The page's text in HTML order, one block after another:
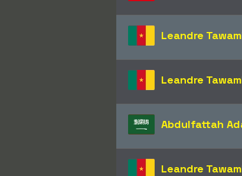
Leandre
Leandre
Abdulfattah
Leandre